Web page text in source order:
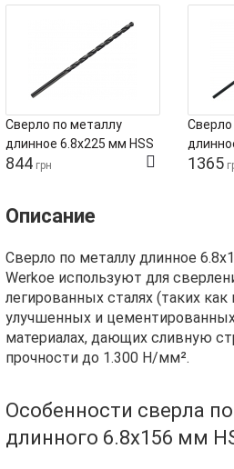
Сверло по металлу
длинное 6.8х225 мм HSS
Werkoe
844 грн
Co
1365
Описание
Сверло по металлу длинное
Werkoe используют для
легированных сталях (таких
улучшенных и
материалах, дающих сливную
прочности до 1.300 Н/мм².
Особенности сверла
длинного 6.8х156 мм